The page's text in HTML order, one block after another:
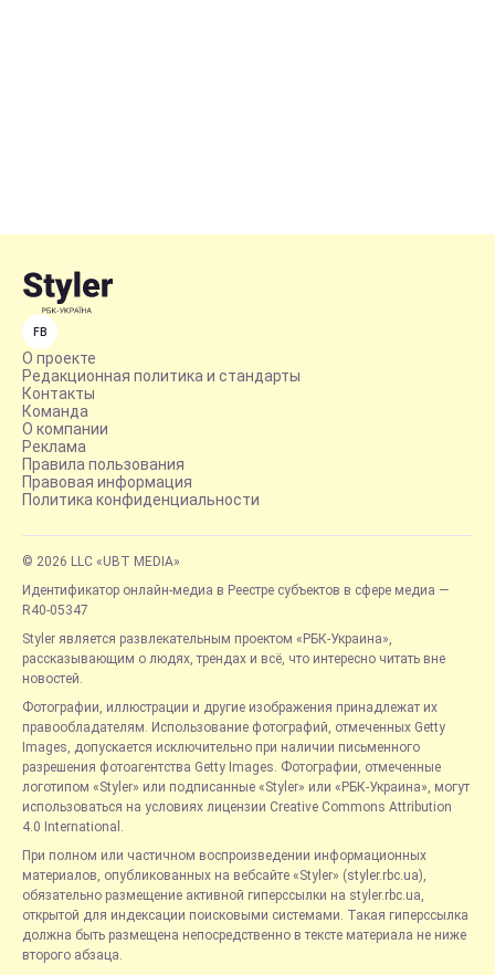
FB
О проекте
Редакционная политика и стандарты
Контакты
Команда
О компании
Реклама
Правила пользования
Правовая информация
Политика конфиденциальности
© 2026 LLC «UBT MEDIA»
Идентификатор онлайн-медиа в Реестре субъектов в сфере медиа —
R40-05347
Styler является развлекательным проектом «РБК-Украина»,
рассказывающим о людях, трендах и всё, что интересно читать вне
новостей.
Фотографии, иллюстрации и другие изображения принадлежат их
правообладателям. Использование фотографий, отмеченных Getty
Images, допускается исключительно при наличии письменного
разрешения фотоагентства Getty Images. Фотографии, отмеченные
логотипом «Styler» или подписанные «Styler» или «РБК-Украина», могут
использоваться на условиях лицензии Creative Commons Attribution
4.0 International.
При полном или частичном воспроизведении информационных
материалов, опубликованных на вебсайте «Styler» (styler.rbc.ua),
обязательно размещение активной гиперссылки на styler.rbc.ua,
открытой для индексации поисковыми системами. Такая гиперссылка
должна быть размещена непосредственно в тексте материала не ниже
второго абзаца.